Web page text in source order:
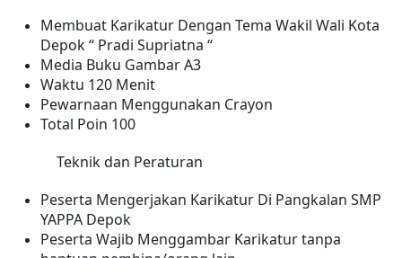
Membuat Karikatur Dengan Tema Wakil Wali Kota
Depok “ Pradi Supriatna “
Media Buku Gambar A3
Waktu 120 Menit
Pewarnaan Menggunakan Crayon
Total Poin 100
Teknik dan Peraturan
Peserta Mengerjakan Karikatur Di Pangkalan SMP
YAPPA Depok
Peserta Wajib Menggambar Karikatur tanpa